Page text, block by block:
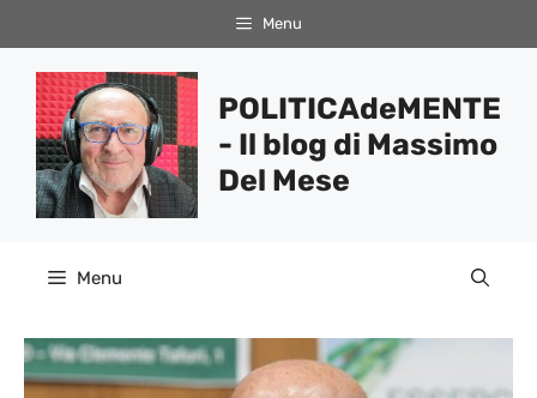
al
contenuto
Menu
POLITICAdeMENTE
- Il blog di Massimo
Del Mese
Menu